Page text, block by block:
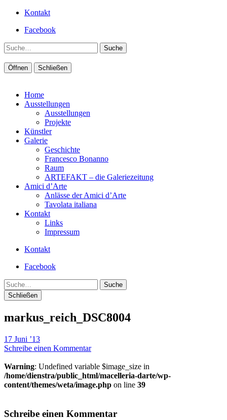
Kontakt
Facebook
Suche
Öffnen Schließen
Home
Ausstellungen
Ausstellungen
Projekte
Künstler
Galerie
Geschichte
Francesco Bonanno
Raum
ARTEFAKT – die Galeriezeitung
Amici d’Arte
Anlässe der Amici d’Arte
Tavolata italiana
Kontakt
Links
Impressum
Kontakt
Facebook
Suche
Schließen
markus_reich_DSC8004
17 Juni ’13
Schreibe einen Kommentar
Warning: Undefined variable $image_size in
/home/dienstra/public_html/macelleria-darte/wp-
content/themes/weta/image.php on line 39
Schreibe einen Kommentar